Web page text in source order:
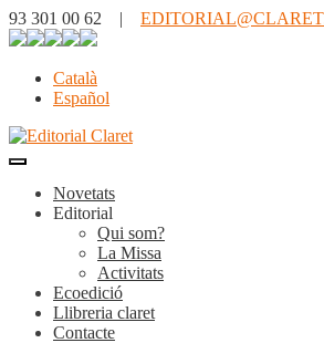
93 301 00 62 |
Català
Español
Novetats
Editorial
Qui som?
La Missa
Activitats
Ecoedició
Llibreria claret
Contacte